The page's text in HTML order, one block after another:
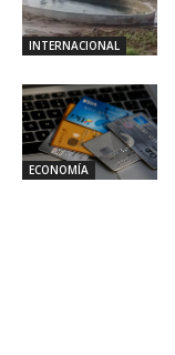
INTERNACIONAL
ECONOMÍA